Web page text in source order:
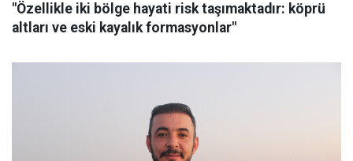
"Özellikle iki bölge hayati risk taşımaktadır: köprü
altları ve eski kayalık formasyonlar"